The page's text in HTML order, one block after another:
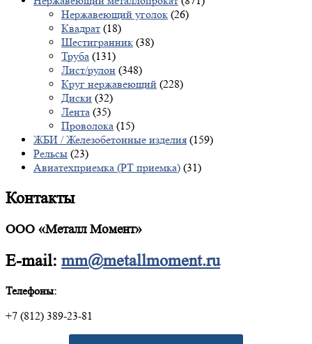
Нержавеющий уголок (26)
Квадрат (18)
Шестигранник (38)
Труба (131)
Лист/рулон (348)
Круг нержавеющий (228)
Диски (32)
Лента (35)
Проволока (15)
ЖБИ / Железобетонные изделия (159)
Рельсы (23)
Авиатехприемка (РТ приемка) (31)
Контакты
ООО «Металл Момент»
E-mail: mm@metallmoment.ru
Телефоны:
+7 (812) 389-23-81